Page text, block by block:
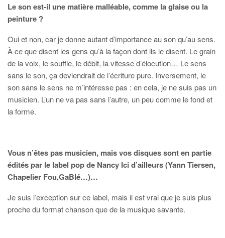
Le son est-il une matière malléable, comme la glaise ou la
peinture ?
Oui et non, car je donne autant d’importance au son qu’au sens.
À ce que disent les gens qu’à la façon dont ils le disent. Le grain
de la voix, le souffle, le débit, la vitesse d’élocution… Le sens
sans le son, ça deviendrait de l’écriture pure. Inversement, le
son sans le sens ne m’intéresse pas : en cela, je ne suis pas un
musicien. L’un ne va pas sans l’autre, un peu comme le fond et
la forme.
Vous n’êtes pas musicien, mais vos disques sont en partie
édités par le label pop de Nancy Ici d’ailleurs (Yann Tiersen,
Chapelier Fou,GaBlé…)…
Je suis l’exception sur ce label, mais il est vrai que je suis plus
proche du format chanson que de la musique savante.